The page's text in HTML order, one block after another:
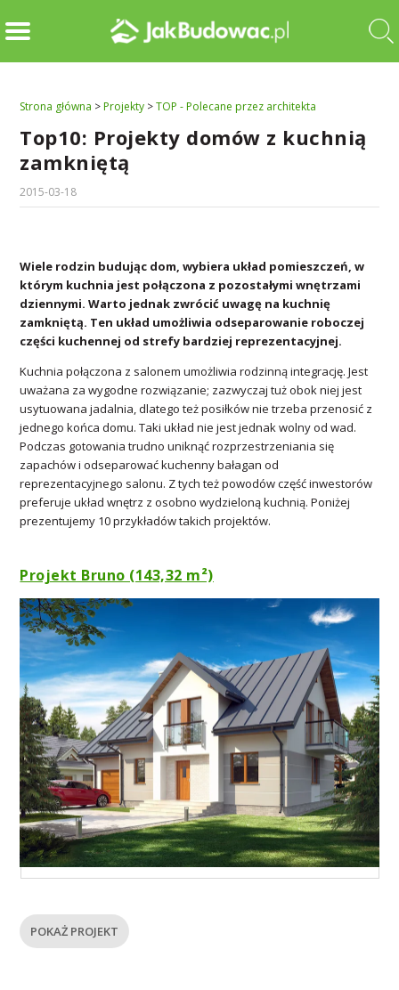
Strona główna >Projekty >TOP - Polecane przez architekta
Top10: Projekty domów z kuchnią
zamkniętą
2015-03-18
Wiele rodzin budując dom, wybiera układ pomieszczeń, w
którym kuchnia jest połączona z pozostałymi wnętrzami
dziennymi. Warto jednak zwrócić uwagę na kuchnię
zamkniętą. Ten układ umożliwia odseparowanie roboczej
części kuchennej od strefy bardziej reprezentacyjnej.
Kuchnia połączona z salonem umożliwia rodzinną integrację. Jest
uważana za wygodne rozwiązanie; zazwyczaj tuż obok niej jest
usytuowana jadalnia, dlatego też posiłków nie trzeba przenosić z
jednego końca domu. Taki układ nie jest jednak wolny od wad.
Podczas gotowania trudno uniknąć rozprzestrzeniania się
zapachów i odseparować kuchenny bałagan od
reprezentacyjnego salonu. Z tych też powodów część inwestorów
preferuje układ wnętrz z osobno wydzieloną kuchnią. Poniżej
prezentujemy 10 przykładów takich projektów.
Projekt Bruno (143,32 m²)
POKAŻ PROJEKT